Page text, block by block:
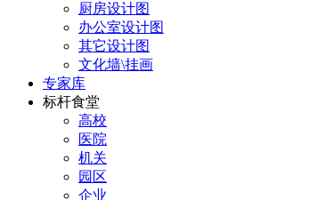
厨房设计图
办公室设计图
其它设计图
文化墙\挂画
专家库
标杆食堂
高校
医院
机关
园区
企业